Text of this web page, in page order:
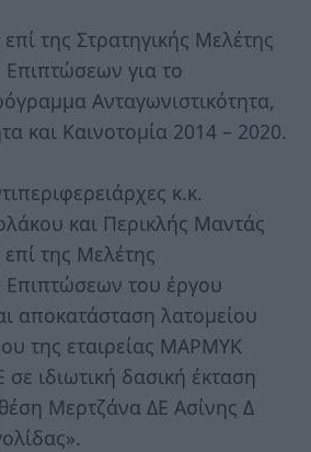
της Στρατηγικής Μελέτης
για το
Ανταγωνιστικότητα,
και Καινοτομία 2014 – 2020.
κ.κ.
και Περικλής Μαντάς
της Μελέτης
Επιπτώσεων του έργου
αποκατάσταση λατομείου
της εταιρείας ΜΑΡΜΥΚ
ιδιωτική δασική έκταση
Μερτζάνα ΔΕ Ασίνης Δ